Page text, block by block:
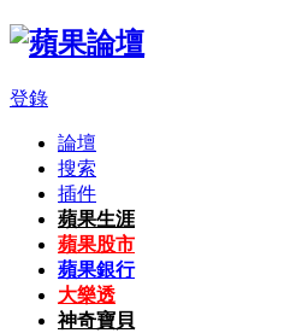
登錄
論壇
搜索
插件
蘋果生涯
蘋果股市
蘋果銀行
大樂透
神奇寶貝